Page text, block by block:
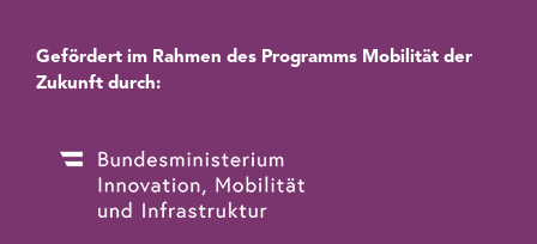
Gefördert im Rahmen des Programms Mobilität der
Zukunft durch: